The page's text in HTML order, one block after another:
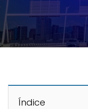
Índice